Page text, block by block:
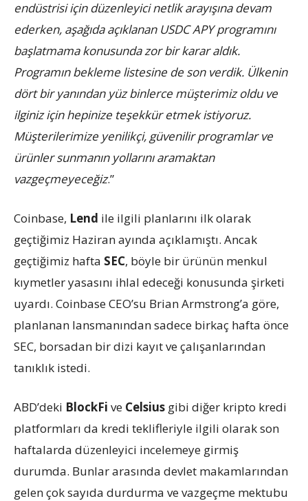
endüstrisi için düzenleyici netlik arayışına devam
ederken, aşağıda açıklanan USDC APY programını
başlatmama konusunda zor bir karar aldık.
Programın bekleme listesine de son verdik. Ülkenin
dört bir yanından yüz binlerce müşterimiz oldu ve
ilginiz için hepinize teşekkür etmek istiyoruz.
Müşterilerimize yenilikçi, güvenilir programlar ve
ürünler sunmanın yollarını aramaktan
vazgeçmeyeceğiz.”
Coinbase, Lend ile ilgili planlarını ilk olarak
geçtiğimiz Haziran ayında açıklamıştı. Ancak
geçtiğimiz hafta SEC, böyle bir ürünün menkul
kıymetler yasasını ihlal edeceği konusunda şirketi
uyardı. Coinbase CEO’su Brian Armstrong’a göre,
planlanan lansmanından sadece birkaç hafta önce
SEC, borsadan bir dizi kayıt ve çalışanlarından
tanıklık istedi.
ABD’deki BlockFi ve Celsius gibi diğer kripto kredi
platformları da kredi teklifleriyle ilgili olarak son
haftalarda düzenleyici incelemeye girmiş
durumda. Bunlar arasında devlet makamlarından
gelen çok sayıda durdurma ve vazgeçme mektubu